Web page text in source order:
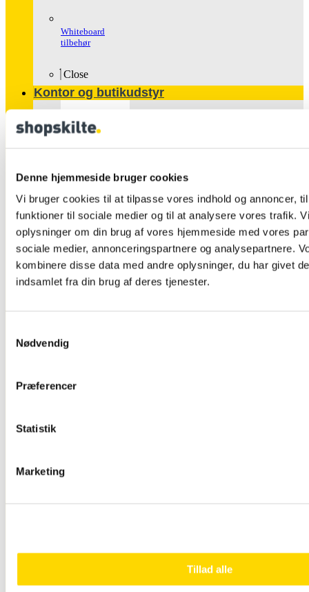
Denne hjemmeside bruger cookies
Vi bruger cookies til at tilpasse vores indhold og annoncer,
funktioner til sociale medier og til at analysere vores trafik.
oplysninger om din brug af vores hjemmeside med vores
sociale medier, annonceringspartnere og analysepartnere.
kombinere disse data med andre oplysninger, du har givet
indsamlet fra din brug af deres tjenester.
Nødvendig
Præferencer
Statistik
Marketing
Tillad alle
Whiteboard
tilbehør
Close
Kontor og butikudstyr
Populære
produkter
Og Tv Stand
Dørskilte ,
Infoskilte
Kontorartikler
Se Alt
Kontor/butikudstyr